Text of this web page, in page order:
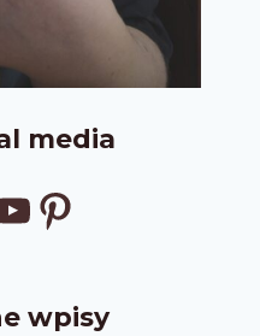
media
Pinterest
wpisy